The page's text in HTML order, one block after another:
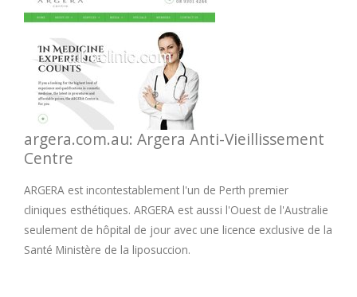
argera.com.au: Argera Anti-Vieillissement
Centre
ARGERA est incontestablement l'un de Perth premier
cliniques esthétiques. ARGERA est aussi l'Ouest de l'Australie
seulement de hôpital de jour avec une licence exclusive de la
Santé Ministère de la liposuccion.